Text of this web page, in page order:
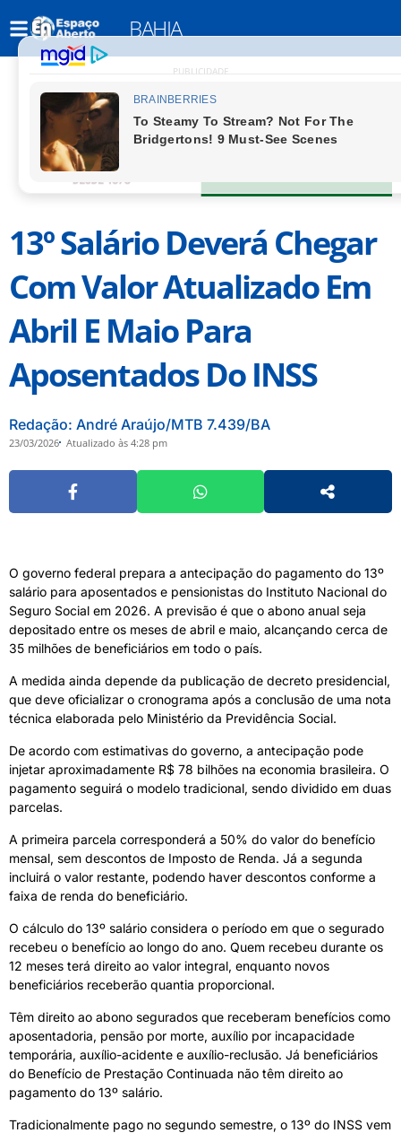
BAHIA
PUBLICIDADE
13º Salário Deverá Chegar
Com Valor Atualizado Em
Abril E Maio Para
Aposentados Do INSS
Redação: André Araújo/MTB 7.439/BA
23/03/2026 Atualizado às 4:28 pm
O governo federal prepara a antecipação do pagamento do 13º
salário para aposentados e pensionistas do Instituto Nacional do
Seguro Social em 2026. A previsão é que o abono anual seja
depositado entre os meses de abril e maio, alcançando cerca de
35 milhões de beneficiários em todo o país.
A medida ainda depende da publicação de decreto presidencial,
que deve oficializar o cronograma após a conclusão de uma nota
técnica elaborada pelo Ministério da Previdência Social.
De acordo com estimativas do governo, a antecipação pode
injetar aproximadamente R$ 78 bilhões na economia brasileira. O
pagamento seguirá o modelo tradicional, sendo dividido em duas
parcelas.
A primeira parcela corresponderá a 50% do valor do benefício
mensal, sem descontos de Imposto de Renda. Já a segunda
incluirá o valor restante, podendo haver descontos conforme a
faixa de renda do beneficiário.
O cálculo do 13º salário considera o período em que o segurado
recebeu o benefício ao longo do ano. Quem recebeu durante os
12 meses terá direito ao valor integral, enquanto novos
beneficiários receberão quantia proporcional.
Têm direito ao abono segurados que receberam benefícios como
aposentadoria, pensão por morte, auxílio por incapacidade
temporária, auxílio-acidente e auxílio-reclusão. Já beneficiários
do Benefício de Prestação Continuada não têm direito ao
pagamento do 13º salário.
Tradicionalmente pago no segundo semestre, o 13º do INSS vem